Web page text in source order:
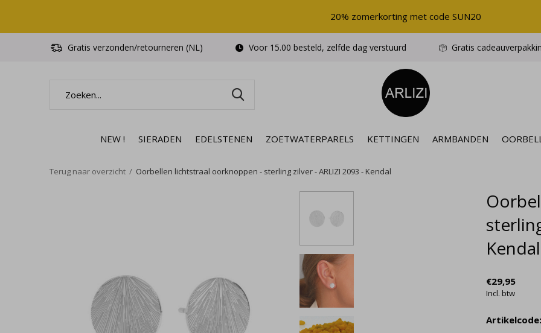
NEW ! SIERADEN EDELSTENEN ZOETWATERPARELS KETTINGEN ARMBANDEN
Gratis verzonden/retourneren (NL) Voor 15.00 besteld, zelfde dag verstuurd Gratis
20% zomerkorting met code SUN20
Terug naar overzicht Oorbellen lichtstraal oorknoppen - sterling zilver - ARLIZI 2093 - Kendal
Kendal
€29,95
Incl. btw
Artikelcode: